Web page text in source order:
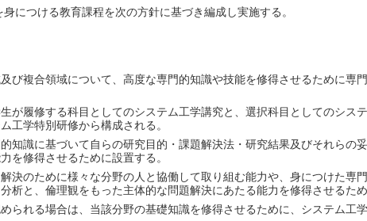
につける教育課程を次の方針に基づき編成し実施する。
び複合領域について、高度な専門的知識や技能を修得させるために専
が履修する科目としてのシステム工学講究と、選択科目としてのシス
工学特別研修から構成される。
知識に基づいて自らの研究目的・課題解決法・研究結果及びそれらの
を修得させるために設置する。
決のために様々な分野の人と協働して取り組む能力や、身につけた専
析と、倫理観をもった主体的な問題解決にあたる能力を修得させるため
られる場合は、当該分野の基礎知識を修得させるために、システム工